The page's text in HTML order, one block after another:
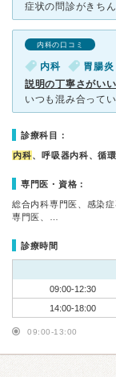
内科の口コミ
内科 胃腸炎
説明の丁寧さがいい
診療科目：
内科、呼吸器内科、循
専門医・資格：
総合内科専門医、感染
専門医、…
診療時間
09:00-12:30
14:00-18:00
09:00-13:00